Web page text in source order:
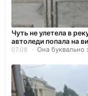
Чуть не улетела в
автоледи попала на
07.08 Она буквально